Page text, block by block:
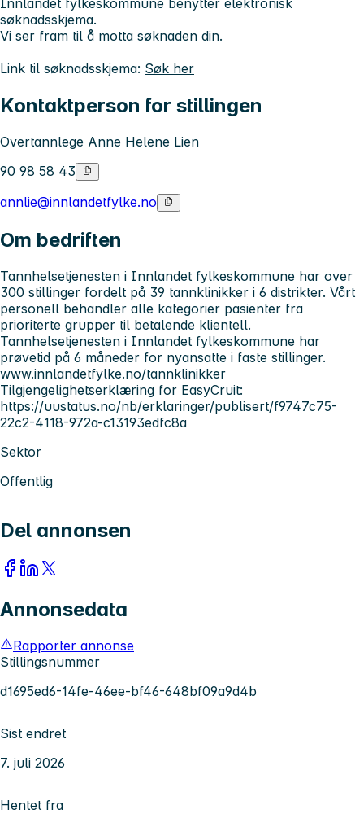
søknadsskjema.
Vi ser fram til å motta søknaden din.
Link til søknadsskjema: Søk her
Kontaktperson for stillingen
Overtannlege Anne Helene Lien
90 98 58 43
annlie@innlandetfylke.no
Om bedriften
Tannhelsetjenesten i Innlandet fylkeskommune har over
300 stillinger fordelt på 39 tannklinikker i 6 distrikter. Vårt
personell behandler alle kategorier pasienter fra
prioriterte grupper til betalende klientell.
Tannhelsetjenesten i Innlandet fylkeskommune har
prøvetid på 6 måneder for nyansatte i faste stillinger.
www.innlandetfylke.no/tannklinikker
Tilgjengelighetserklæring for EasyCruit:
https://uustatus.no/nb/erklaringer/publisert/f9747c75-
22c2-4118-972a-c13193edfc8a
Sektor
Offentlig
Del annonsen
Annonsedata
Rapporter annonse
Stillingsnummer
d1695ed6-14fe-46ee-bf46-648bf09a9d4b
Sist endret
7. juli 2026
Hentet fra